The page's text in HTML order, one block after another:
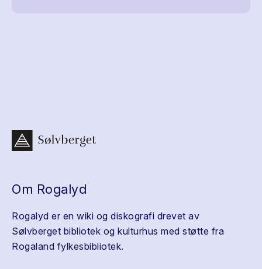
Om Rogalyd
Rogalyd er en wiki og diskografi drevet av
Sølvberget bibliotek og kulturhus med støtte fra
Rogaland fylkesbibliotek.